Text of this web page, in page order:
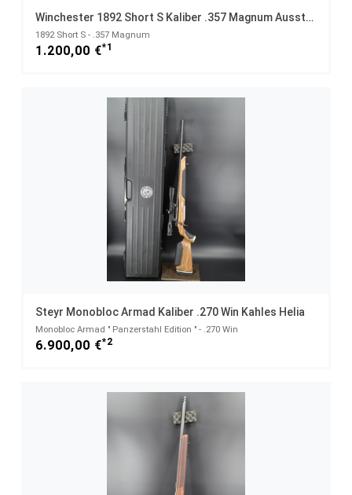
Winchester 1892 Short S Kaliber .357 Magnum Ausstellungswaffe NEUWAFFE
1892 Short S - .357 Magnum
1.200,00 €*1
Steyr Monobloc Armad Kaliber .270 Win Kahles Helia
Monobloc Armad " Panzerstahl Edition " - .270 Win
6.900,00 €*2